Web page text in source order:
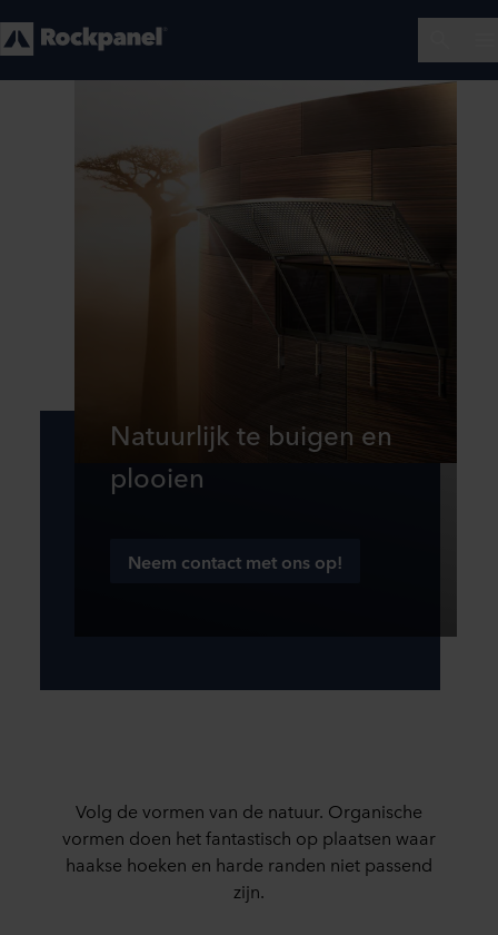
Natuurlijk te buigen en
plooien
Neem contact met ons op!
Volg de vormen van de natuur. Organische
vormen doen het fantastisch op plaatsen waar
haakse hoeken en harde randen niet passend
zijn.